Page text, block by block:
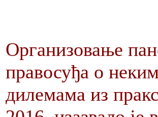
Организовање
правосуђа о
дилемама из